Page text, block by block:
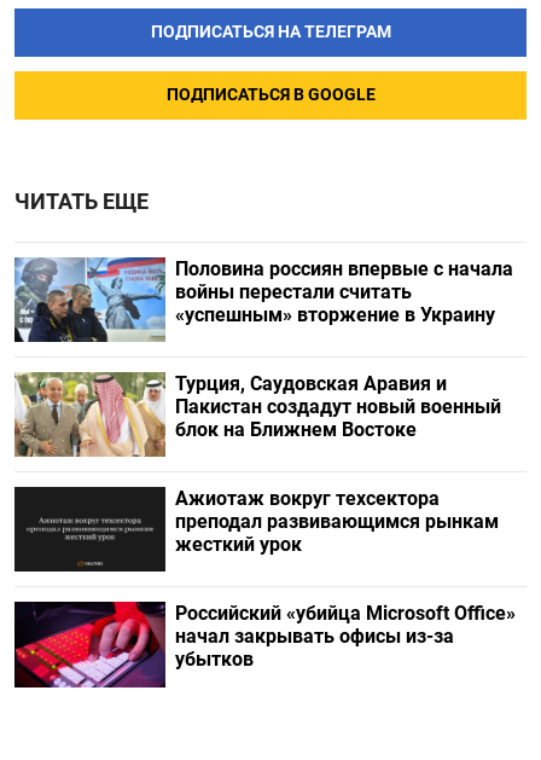
ПОДПИСАТЬСЯ НА ТЕЛЕГРАМ
ПОДПИСАТЬСЯ В GOOGLE
ЧИТАТЬ ЕЩЕ
Половина россиян впервые с начала
войны перестали считать
«успешным» вторжение в Украину
Турция, Саудовская Аравия и
Пакистан создадут новый военный
блок на Ближнем Востоке
Ажиотаж вокруг техсектора
преподал развивающимся рынкам
жесткий урок
Российский «убийца Microsoft Office»
начал закрывать офисы из-за
убытков